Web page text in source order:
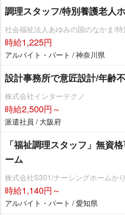
調理スタッフ/特別養護老人
社会福祉法人あゆみの国のなかま/
時給1,225円
アルバイト・パート / 神奈川県
設計事務所で意匠設計/年齢
株式会社インターテクノ
時給2,500円～
派遣社員 / 大阪府
「福祉調理スタッフ」無資
ーム
株式会社S301/ナーシングホームか
時給1,140円～
アルバイト・パート / 愛知県